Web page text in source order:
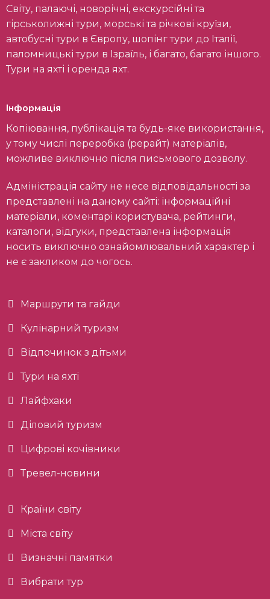
Світу, палаючі, новорічні, екскурсійні та
гірськолижні тури, морські та річкові круїзи,
автобусні тури в Європу, шопінг тури до Італії,
паломницькі тури в Ізраїль, і багато, багато іншого.
Тури на яхті і оренда яхт.
Інформація
Копіювання, публікація та будь-яке використання,
у тому числі переробка (рерайт) матеріалів,
можливе виключно після письмового дозволу.
Адміністрація сайту не несе відповідальності за
представлені на даному сайті: інформаційні
матеріали, коментарі користувача, рейтинги,
каталоги, відгуки, представлена інформація
носить виключно ознайомлювальний характер і
не є закликом до чогось.
Маршрути та гайди
Кулінарний туризм
Відпочинок з дітьми
Тури на яхті
Лайфхаки
Діловий туризм
Цифрові кочівники
Тревел-новини
Країни світу
Міста світу
Визначні памятки
Вибрати тур